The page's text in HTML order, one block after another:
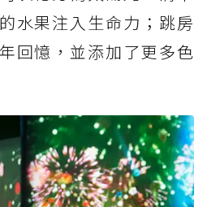
水果注入生命力；跳房
回憶，並添加了更多色